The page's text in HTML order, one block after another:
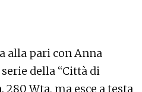
alla pari con Anna
della “Città di
280 Wta, ma esce a testa